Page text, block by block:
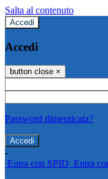
Salta al contenuto
Accedi
Accedi
button close ×
Password dimenticata?
-
Entra con SPID Entra